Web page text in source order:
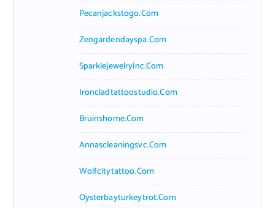
Pecanjackstogo.com
Zengardendayspa.com
Sparklejewelryinc.com
Ironcladtattoostudio.com
Bruinshome.com
Annascleaningsvc.com
Wolfcitytattoo.com
Oysterbayturkeytrot.com